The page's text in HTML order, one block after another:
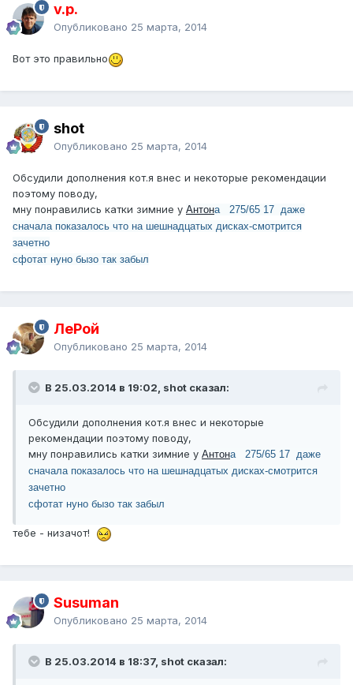
v.p.
Опубликовано 25 марта, 2014
Вот это правильно
shot
Опубликовано 25 марта, 2014
Обсудили дополнения кот.я внес и некоторые рекомендации
поэтому поводу,
мну понравились катки зимние у Антона 275/65 17 даже
сначала показалось что на шешнадцатых дисках-смотрится
зачетно
сфотат нуно бызо так забыл
ЛеРой
Опубликовано 25 марта, 2014
В 25.03.2014 в 19:02, shot сказал:
Обсудили дополнения кот.я внес и некоторые
рекомендации поэтому поводу,
мну понравились катки зимние у Антона 275/65 17 даже
сначала показалось что на шешнадцатых дисках-смотрится
зачетно
сфотат нуно бызо так забыл
тебе - низачот!
Susuman
Опубликовано 25 марта, 2014
В 25.03.2014 в 18:37, shot сказал: